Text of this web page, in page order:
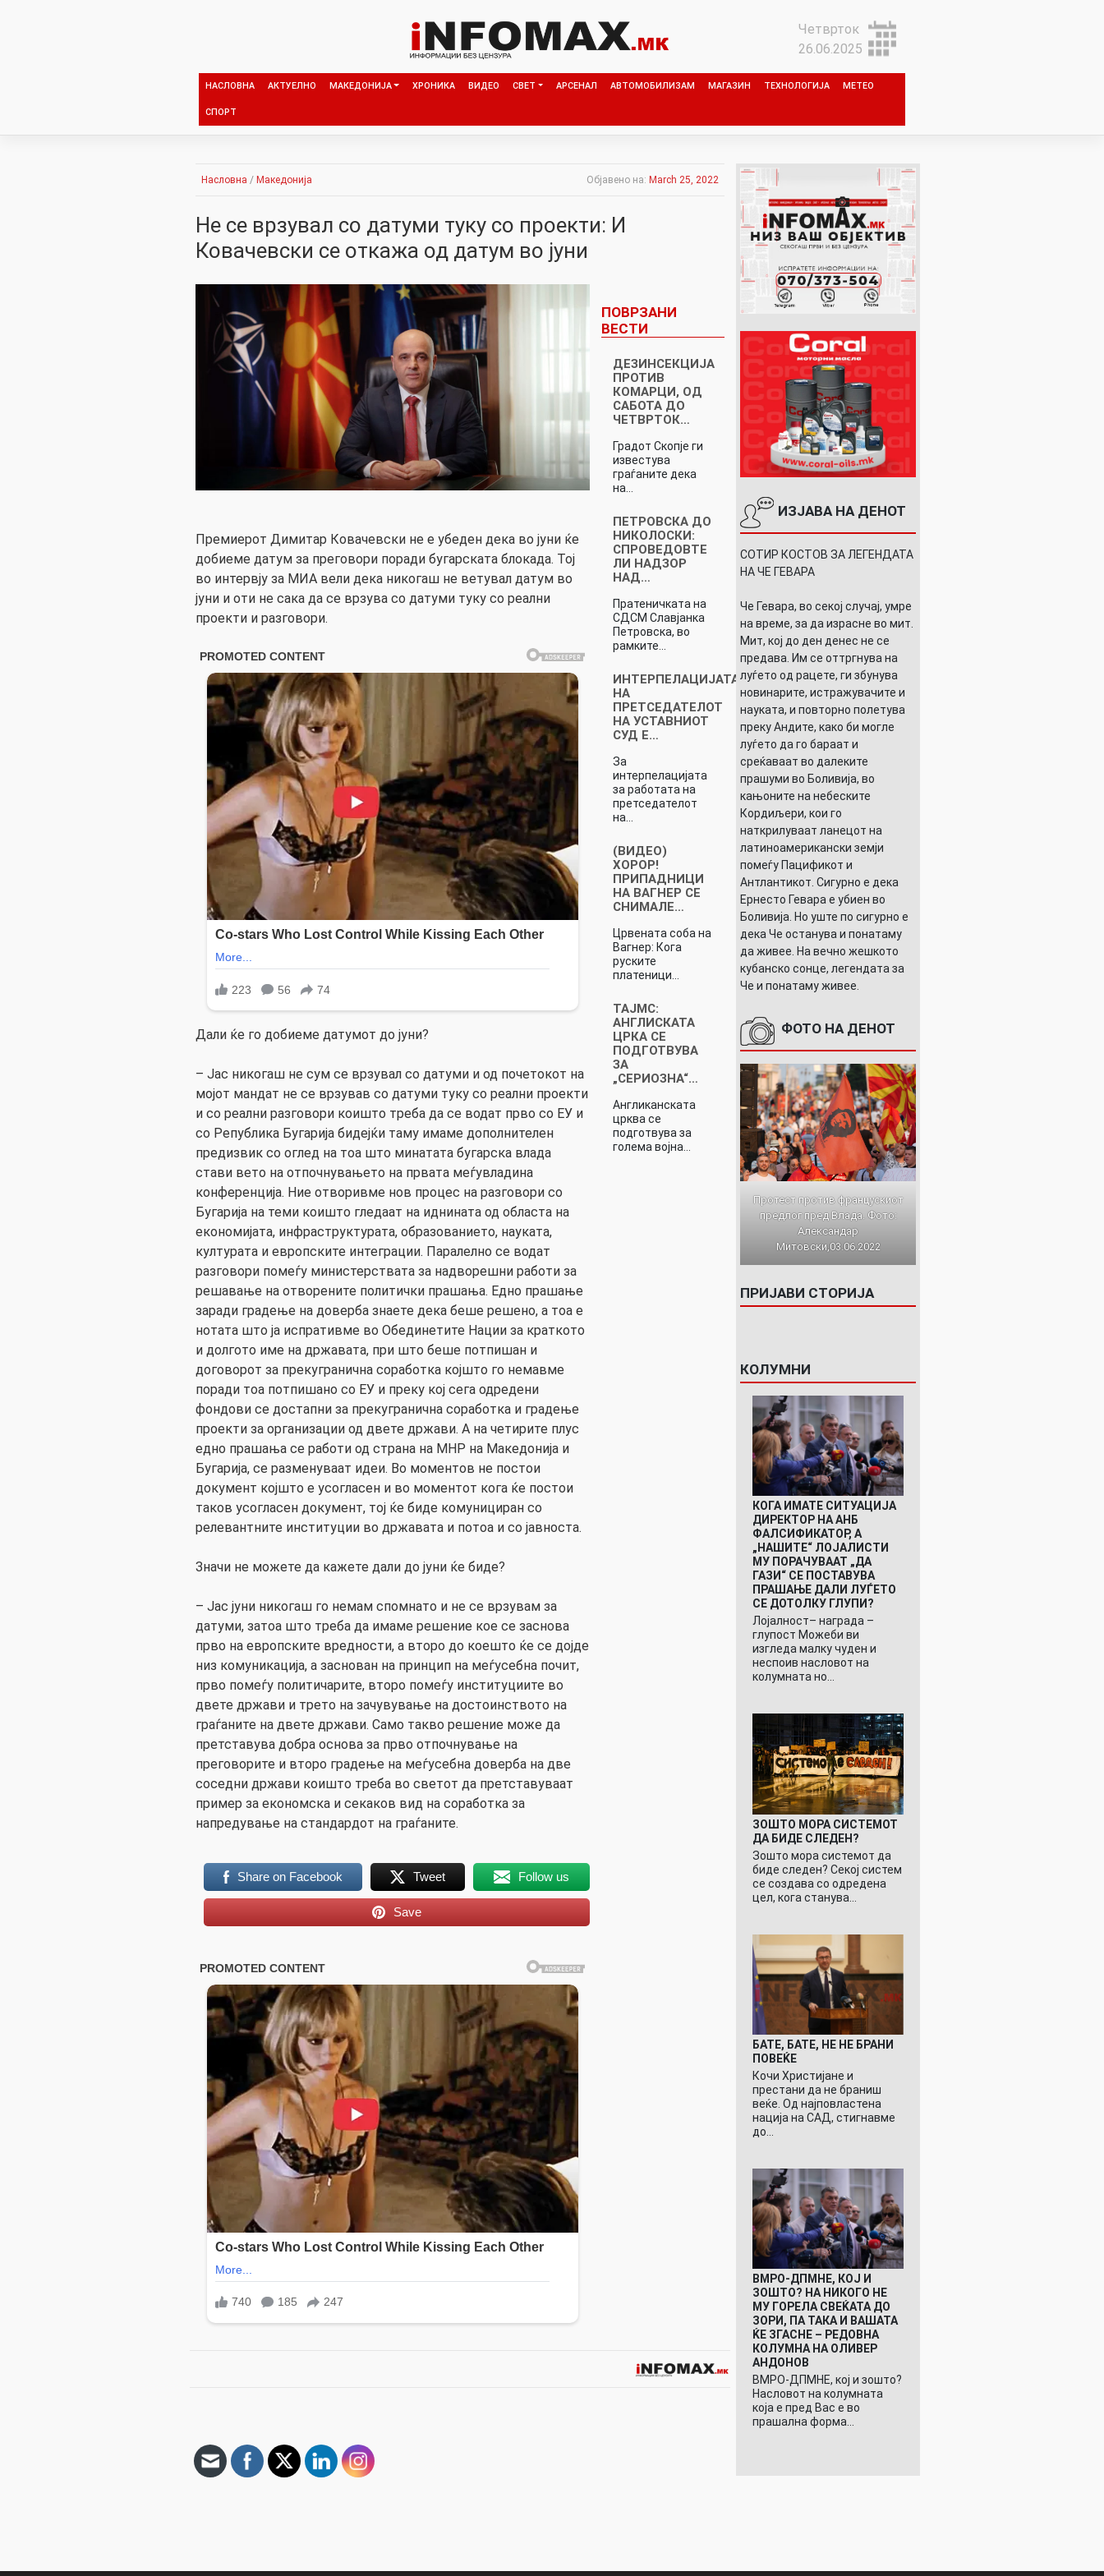
Четврток
26.06.2025
НАСЛОВНА АКТУЕЛНО МАКЕДОНИЈА ХРОНИКА ВИДЕО СВЕТ АРСЕНАЛ АВТОМОБИЛИЗАМ МАГАЗИН ТЕХНОЛОГИЈА МЕТЕО
СПОРТ
Насловна / Македонија Објавено на: March 25, 2022
Не се врзувал со датуми туку со проекти: И
Ковачевски се откажа од датум во јуни
Премиерот Димитар Ковачевски не е убеден дека во јуни ќе
добиеме датум за преговори поради бугарската блокада. Тој
во интервју за МИА вели дека никогаш не ветувал датум во
јуни и оти не сака да се врзува со датуми туку со реални
проекти и разговори.
Дали ќе го добиеме датумот до јуни?
– Јас никогаш не сум се врзувал со датуми и од почетокот на
мојот мандат не се врзував со датуми туку со реални проекти
и со реални разговори коишто треба да се водат прво со ЕУ и
со Република Бугарија бидејќи таму имаме дополнителен
предизвик со оглед на тоа што минатата бугарска влада
стави вето на отпочнувањето на првата меѓувладина
конференција. Ние отворивме нов процес на разговори со
Бугарија на теми коишто гледаат на иднината од областа на
економијата, инфраструктурата, образованието, науката,
културата и европските интеграции. Паралелно се водат
разговори помеѓу министерствата за надворешни работи за
решавање на отворените политички прашања. Едно прашање
заради градење на доверба знаете дека беше решено, а тоа е
нотата што ја испративме во Обединетите Нации за краткото
и долгото име на државата, при што беше потпишан и
договорот за прекугранична соработка којшто го немавме
поради тоа потпишано со ЕУ и преку кој сега одредени
фондови се достапни за прекугранична соработка и градење
проекти за организации од двете држави. А на четирите плус
едно прашања се работи од страна на МНР на Македонија и
Бугарија, се разменуваат идеи. Во моментов не постои
документ којшто е усогласен и во моментот кога ќе постои
таков усогласен документ, тој ќе биде комунициран со
релевантните институции во државата и потоа и со јавноста.
Значи не можете да кажете дали до јуни ќе биде?
– Јас јуни никогаш го немам спомнато и не се врзувам за
датуми, затоа што треба да имаме решение кое се заснова
прво на европските вредности, а второ до коешто ќе се дојде
низ комуникација, а заснован на принцип на меѓусебна почит,
прво помеѓу политичарите, второ помеѓу институциите во
двете држави и трето на зачувување на достоинството на
граѓаните на двете држави. Само такво решение може да
претставува добра основа за прво отпочнување на
преговорите и второ градење на меѓусебна доверба на две
соседни држави коишто треба во светот да претставуваат
пример за економска и секаков вид на соработка за
напредување на стандардот на граѓаните.
Share on Facebook Tweet Follow us
Save
ПОВРЗАНИ
ВЕСТИ
ДЕЗИНСЕКЦИЈА
ПРОТИВ
КОМАРЦИ, ОД
САБОТА ДО
ЧЕТВРТОК…
Градот Скопје ги
известува
граѓаните дека
на…
ПЕТРОВСКА ДО
НИКОЛОСКИ:
СПРОВЕДОВТЕ
ЛИ НАДЗОР
НАД…
Пратеничката на
СДСМ Славјанка
Петровска, во
рамките…
ИНТЕРПЕЛАЦИЈАТА
НА
ПРЕТСЕДАТЕЛОТ
НА УСТАВНИОТ
СУД Е…
За
интерпелацијата
за работата на
претседателот
на…
(ВИДЕО)
ХОРОР!
ПРИПАДНИЦИ
НА ВАГНЕР СЕ
СНИМАЛЕ…
Црвената соба на
Вагнер: Кога
руските
платеници…
ТАЈМС:
АНГЛИСКАТА
ЦРКА СЕ
ПОДГОТВУВА
ЗА
„СЕРИОЗНА“…
Англиканската
црква се
подготвува за
голема војна…
ИЗЈАВА НА ДЕНОТ
СОТИР КОСТОВ ЗА ЛЕГЕНДАТА
НА ЧЕ ГЕВАРА
Че Гевара, во секој случај, умре
на време, за да израсне во мит.
Мит, кој до ден денес не се
предава. Им се оттргнува на
луѓето од рацете, ги збунува
новинарите, истражувачите и
науката, и повторно полетува
преку Андите, како би могле
луѓето да го бараат и
среќаваат во далеките
прашуми во Боливија, во
кањоните на небеските
Кордиљери, кои го
наткрилуваат ланецот на
латиноамерикански земји
помеѓу Пацификот и
Антлантикот. Сигурно е дека
Ернесто Гевара е убиен во
Боливија. Но уште по сигурно е
дека Че останува и понатаму
да живее. На вечно жешкото
кубанско сонце, легендата за
Че и понатаму живее.
ФОТО НА ДЕНОТ
Протест против францускиот
предлог пред Влада. Фото:
Александар
Митовски,03.06.2022
ПРИЈАВИ СТОРИЈА
КОЛУМНИ
КОГА ИМАТЕ СИТУАЦИЈА
ДИРЕКТОР НА АНБ
ФАЛСИФИКАТОР, А
„НАШИТЕ“ ЛОЈАЛИСТИ
МУ ПОРАЧУВААТ „ДА
ГАЗИ“ СЕ ПОСТАВУВА
ПРАШАЊЕ ДАЛИ ЛУЃЕТО
СЕ ДОТОЛКУ ГЛУПИ?
Лојалност– награда –
глупост Можеби ви
изгледа малку чуден и
неспоив насловот на
колумната но…
ЗОШТО МОРА СИСТЕМОТ
ДА БИДЕ СЛЕДЕН?
Зошто мора системот да
биде следен? Секој систем
се создава со одредена
цел, кога станува…
БАТЕ, БАТЕ, НЕ НЕ БРАНИ
ПОВЕЌЕ
Кочи Христијане и
престани да не браниш
веќе. Од најповластена
нација на САД, стигнавме
до…
ВМРО-ДПМНЕ, КОЈ И
ЗОШТО? НА НИКОГО НЕ
МУ ГОРЕЛА СВЕЌАТА ДО
ЗОРИ, ПА ТАКА И ВАШАТА
ЌЕ ЗГАСНЕ – РЕДОВНА
КОЛУМНА НА ОЛИВЕР
АНДОНОВ
ВМРО-ДПМНЕ, кој и зошто?
Насловот на колумната
која е пред Вас е во
прашална форма…